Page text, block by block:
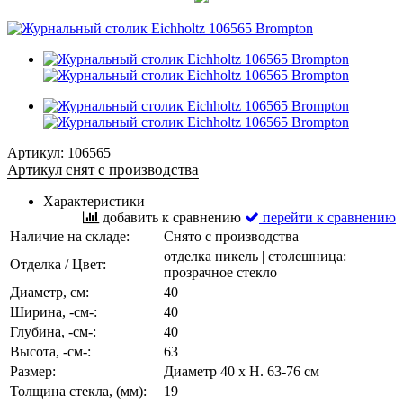
Артикул: 106565
Артикул снят с производства
Характеристики
добавить к сравнению
перейти к сравнению
Наличие на складе:
Снято с производства
Отделка / Цвет:
отделка никель | столешница:
прозрачное стекло
Диаметр, см:
40
Ширина, -см-:
40
Глубина, -см-:
40
Высота, -см-:
63
Размер:
Диаметр 40 x H. 63-76 см
Толщина стекла, (мм):
19